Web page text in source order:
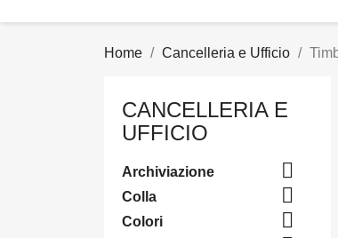
Home Cancelleria e Ufficio
CANCELLERIA E
UFFICIO
Archiviazione 
Colla 
Colori 